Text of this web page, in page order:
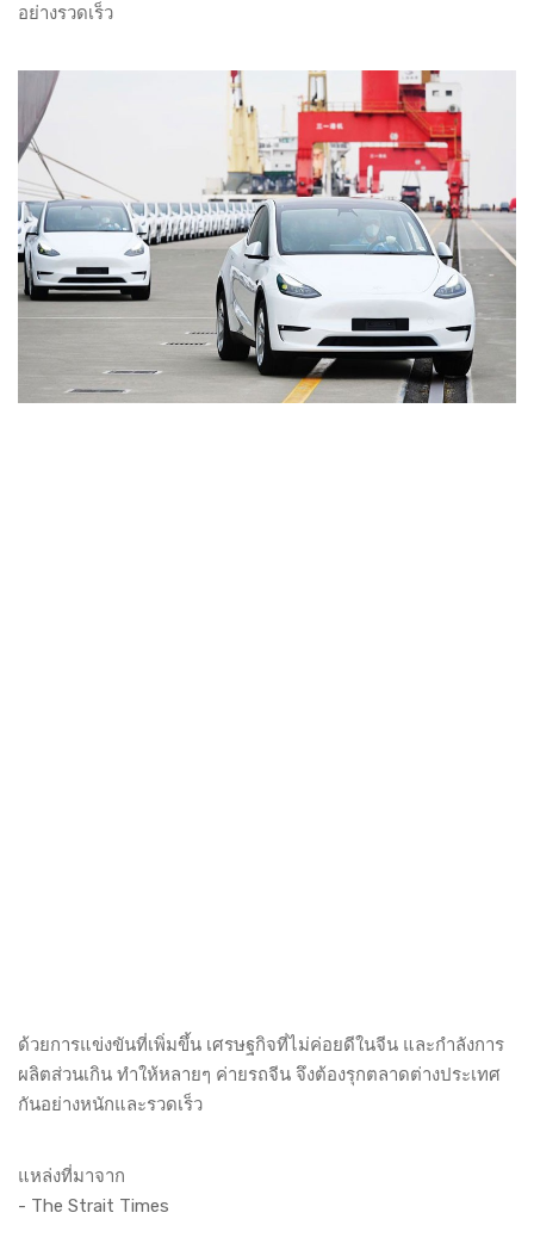
อย่างรวดเร็ว
ด้วยการแข่งขันที่เพิ่มขึ้น เศรษฐกิจที่ไม่ค่อยดีในจีน และกำลังการ
ผลิตส่วนเกิน ทำให้หลายๆ ค่ายรถจีน จึงต้องรุกตลาดต่างประเทศ
กันอย่างหนักและรวดเร็ว
แหล่งที่มาจาก
- The Strait Times